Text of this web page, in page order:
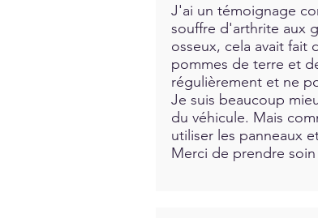
J'ai un témoignage
souffre d'arthrite aux
osseux, cela avait fait
pommes de terre et
régulièrement et ne
Je suis beaucoup
du véhicule. Mais
utiliser les panneaux
Merci de prendre